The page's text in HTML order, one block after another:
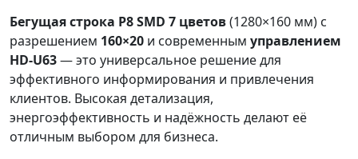
Бегущая строка P8 SMD 7 цветов(1280×160 мм) с
разрешением 160×20 и современным управлением
HD-U63— это универсальное решение для
эффективного информирования и привлечения
клиентов. Высокая детализация,
энергоэффективность и надёжность делают её
отличным выбором для бизнеса.